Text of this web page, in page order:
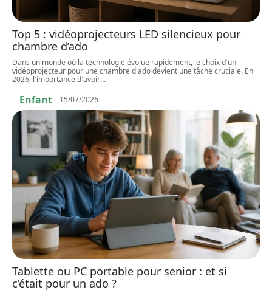
Top 5 : vidéoprojecteurs LED silencieux pour
chambre d’ado
Dans un monde où la technologie évolue rapidement, le choix d'un
vidéoprojecteur pour une chambre d'ado devient une tâche cruciale. En
2026, l'importance d'avoir…
Enfant 15/07/2026
Tablette ou PC portable pour senior : et si
c’était pour un ado ?